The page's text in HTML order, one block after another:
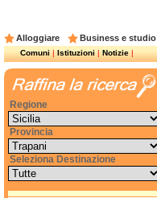
Alloggiare Business e studio
Comuni|Istituzioni|Notizie|
Regione
Provincia
Seleziona Destinazione